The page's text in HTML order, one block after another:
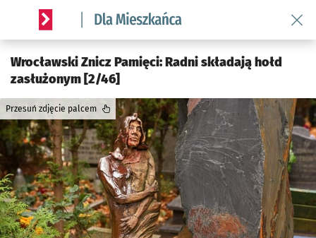
Serwis informacyjny wroclaw.pl podserwis: Dla mieszkańca
Wrocławski Znicz Pamięci: Radni składają hołd
zasłużonym [2/46]
Przesuń zdjęcie palcem